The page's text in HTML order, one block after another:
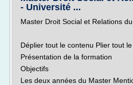
- Université ...
Master Droit Social et Relations
Déplier tout le contenu Plier tout
Présentation de la formation
Objectifs
Les deux années du Master